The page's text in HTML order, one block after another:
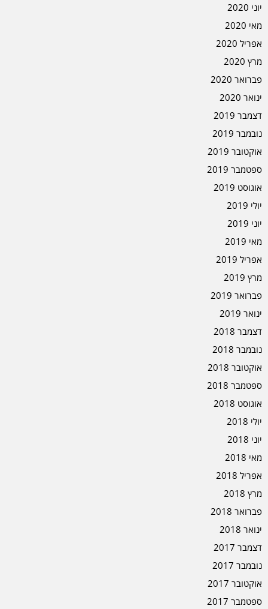
יוני 2020
מאי 2020
אפריל 2020
מרץ 2020
פברואר 2020
ינואר 2020
דצמבר 2019
נובמבר 2019
אוקטובר 2019
ספטמבר 2019
אוגוסט 2019
יולי 2019
יוני 2019
מאי 2019
אפריל 2019
מרץ 2019
פברואר 2019
ינואר 2019
דצמבר 2018
נובמבר 2018
אוקטובר 2018
ספטמבר 2018
אוגוסט 2018
יולי 2018
יוני 2018
מאי 2018
אפריל 2018
מרץ 2018
פברואר 2018
ינואר 2018
דצמבר 2017
נובמבר 2017
אוקטובר 2017
ספטמבר 2017